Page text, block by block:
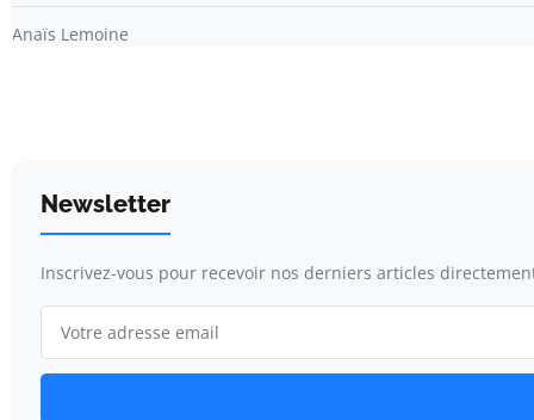
Anaïs Lemoine
Newsletter
Inscrivez-vous pour recevoir nos derniers articles